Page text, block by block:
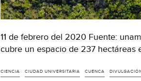
11 de febrero del 2020 Fuente:
cubre un espacio de 237
CIENCIA CIUDAD UNIVERSITARIA CUENCA